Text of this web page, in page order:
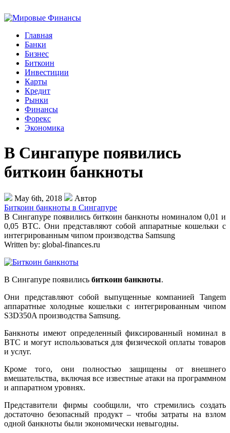
Главная
Банки
Бизнес
Биткоин
Инвестиции
Карты
Кредит
Рынки
Финансы
Форекс
Экономика
В Сингапуре появились
биткоин банкноты
May 6th, 2018
Автор
Биткоин банкноты в Сингапуре
В Сингапуре появились биткоин банкноты номиналом 0,01 и
0,05 BTC. Они представляют собой аппаратные кошельки с
интегрированным чипом производства Samsung
Written by: global-finances.ru
В Сингапуре появились биткоин банкноты.
Они представляют собой выпущенные компанией Tangem
аппаратные холодные кошельки с интегрированным чипом
S3D350A производства Samsung.
Банкноты имеют определенный фиксированный номинал в
BTC и могут использоваться для физической оплаты товаров
и услуг.
Кроме того, они полностью защищены от внешнего
вмешательства, включая все известные атаки на программном
и аппаратном уровнях.
Представители фирмы сообщили, что стремились создать
достаточно безопасный продукт – чтобы затраты на взлом
одной банкноты были экономически невыгодны.